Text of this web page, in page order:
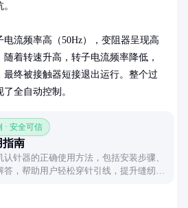
流频率高（50Hz），变阻器呈现高
着转速升高，转子电流频率降低，
最终被接触器短接退出运行。整个过
全自动控制。
· 安全可信
指南
针器的正确使用方法，包括安装步骤、
答，帮助用户轻松穿针引线，提升缝纫效